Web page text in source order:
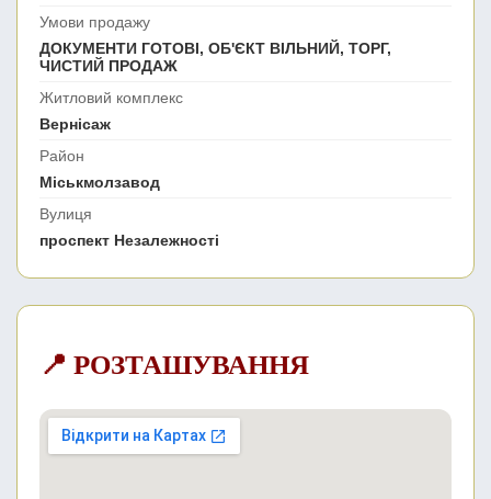
Умови продажу
ДОКУМЕНТИ ГОТОВІ, ОБ'ЄКТ ВІЛЬНИЙ, ТОРГ,
ЧИСТИЙ ПРОДАЖ
Житловий комплекс
Вернісаж
Район
Міськмолзавод
Вулиця
проспект Незалежності
📍 РОЗТАШУВАННЯ